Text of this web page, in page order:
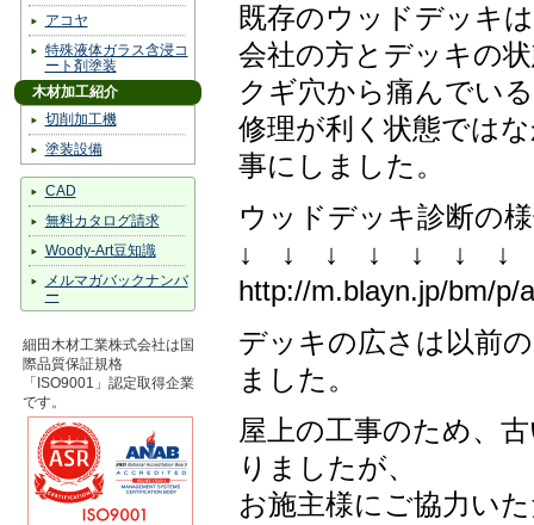
アコヤ
特殊液体ガラス含浸コ
ート剤塗装
木材加工紹介
切削加工機
塗装設備
CAD
無料カタログ請求
Woody-Art豆知識
メルマガバックナンバ
ー
細田木材工業株式会社は国
際品質保証規格
「ISO9001」認定取得企業
です。
既存のウッドデッキ
会社の方とデッキの
クギ穴から痛んでい
修理が利く状態では
事にしました。
ウッドデッキ診断の
↓ ↓ ↓ ↓ ↓ ↓ ↓
http://m.blayn.jp/bm/p/
デッキの広さは以前
ました。
屋上の工事のため、
りましたが、
お施主様にご協力い